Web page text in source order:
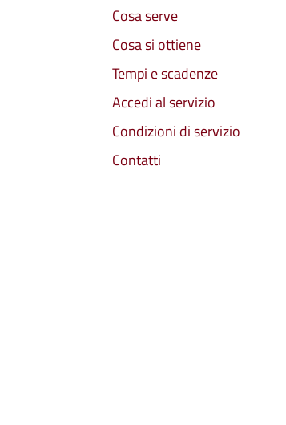
Cosa serve
Cosa si ottiene
Tempi e scadenze
Accedi al servizio
Condizioni di servizio
Contatti